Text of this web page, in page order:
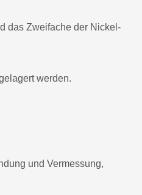
das Zweifache der Nickel-
werden.
und Vermessung,